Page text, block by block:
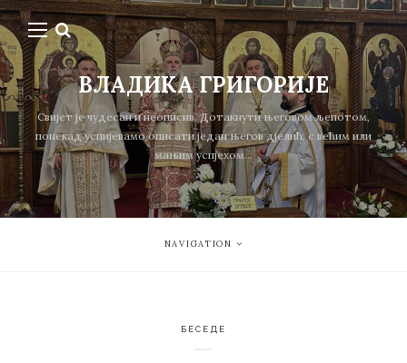
ВЛАДИКА ГРИГОРИЈЕ
Свијет је чудесан и неописив. Дотакнути његовом љепотом,
понекад успијевамо описати један његов дјелић, с већим или
мањим успјехом...
NAVIGATION
БЕСЕДЕ